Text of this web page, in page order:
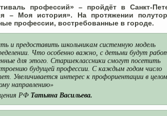
профессий» – пройдёт в Санкт-
– Моя история». На протяжении
профессии, востребованные в городе.
и предоставить школьникам системную модель
Что особенно важно, с детьми будут
для этого. Старшеклассники смогут посетить
будущей профессии. С каждым годом число
Увеличивается интерес к профориентации в
направлению»
РФ Татьяна Васильева.